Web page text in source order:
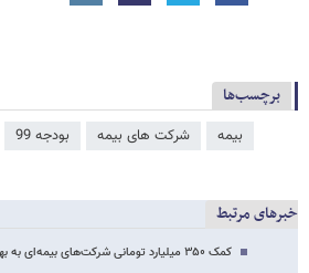
برچسب‌ها
بیمه شرکت های بیمه بودجه 99
خبرهای مرتبط
کمک ۳۵۰ میلیارد تومانی شرکت‌های بیمه‌ای به بهداشت و درمان کشور